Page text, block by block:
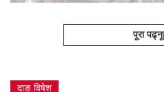
पूरा
दाङ विषेश